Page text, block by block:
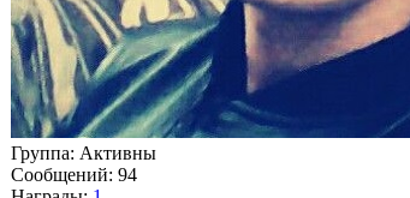
Группа: Aктивны
Сообщений: 94